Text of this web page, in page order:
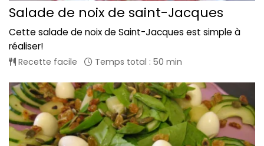
Salade de noix de saint-Jacques
Cette salade de noix de Saint-Jacques est simple à
réaliser!
Recette facile Temps total : 50 min